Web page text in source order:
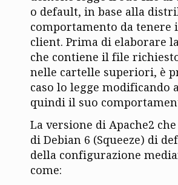
o default, in base alla
comportamento da tenere
client. Prima di elaborare
che contiene il file
nelle cartelle superiori, è
caso lo legge modificando
quindi il suo
La versione di Apache2
di Debian 6 (Squeeze) di
della configurazione
come: